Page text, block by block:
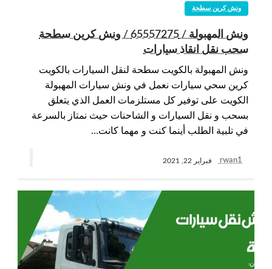
ونش كرين سطحة
ونش المهبولة / 65557275 / ونش كرين سطحة
سحب نقل انقاذ سيارات
ونش المهبولة بالكويت سطحة لنقل السيارات بالكويت
كرين سحي سيارات نعمل في ونش سيارات المهبولة
الكويت على توفير كل مستلزمات العمل الذي يتعلق
بسحب و نقل السيارات و الشاحنات حيث نمتاز بالسرعة
في تلبية الطلب أينما كنت و مهما كانت…
rwan1 فبراير 22, 2021